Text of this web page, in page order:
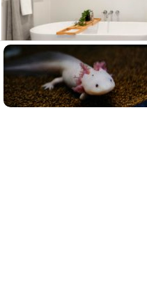
El truco contra la cal